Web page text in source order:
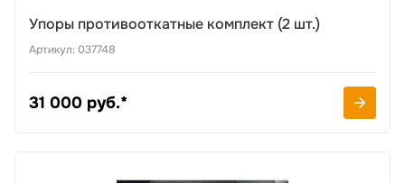
Упоры противооткатные комплект (2 шт.)
Артикул: 037748
31 000 руб.*